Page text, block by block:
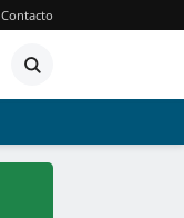
Contacto